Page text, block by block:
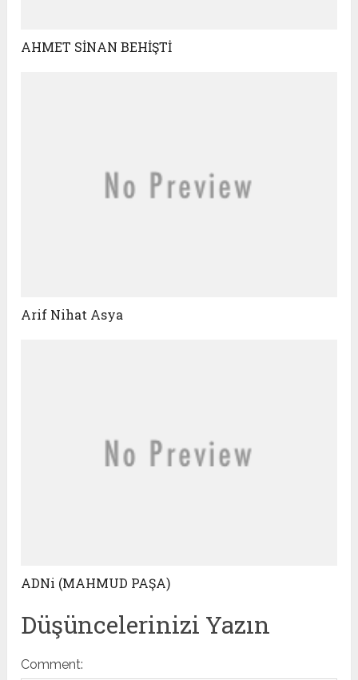
AHMET SİNAN BEHİŞTİ
Arif Nihat Asya
ADNi (MAHMUD PAŞA)
Düşüncelerinizi Yazın
Comment: